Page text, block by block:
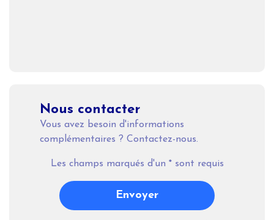
Nous contacter
Vous avez besoin d'informations
complémentaires ? Contactez-nous.
Les champs marqués d'un *sont requis
Envoyer